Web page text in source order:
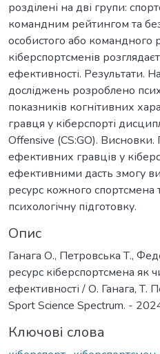
розділені на дві групи:
командним рейтингом та
особистого або командного
кіберспортсменів
ефективності. Результати.
досліджень розроблено
показників когнітивних
гравця у кіберспорті
Offensive (CS:GO).
ефективних гравців у
ефективними дасть змогу
ресурс кожного спортсмена
психологічну підготовку.
Опис
Ганага О., Петровська Т.,
ресурс кіберспортсмена як
ефективності / О. Ганага, Т.
Sport Science Spectrum. -
Ключові слова